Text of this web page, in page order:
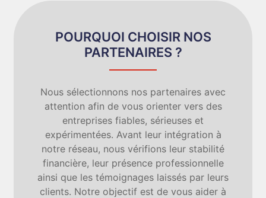
POURQUOI CHOISIR NOS
PARTENAIRES ?
Nous sélectionnons nos partenaires avec
attention afin de vous orienter vers des
entreprises fiables, sérieuses et
expérimentées. Avant leur intégration à
notre réseau, nous vérifions leur stabilité
financière, leur présence professionnelle
ainsi que les témoignages laissés par leurs
clients. Notre objectif est de vous aider à